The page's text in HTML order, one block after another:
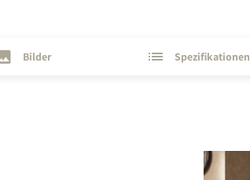
Bilder Spezifikationen